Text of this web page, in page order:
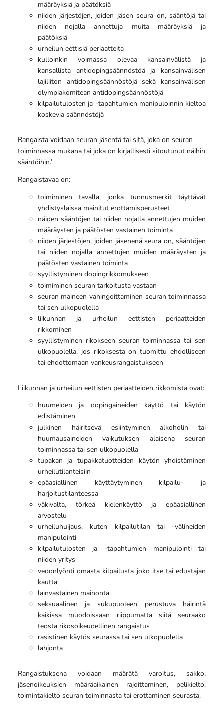
määräyksiä ja päätöksiä
niiden järjestöjen, joiden jäsen seura on, sääntöjä tai
niiden nojalla annettuja muita määräyksiä ja
päätöksiä
urheilun eettisiä periaatteita
kulloinkin voimassa olevaa kansainvälistä ja
kansallista antidopingsäännöstöä ja kansainvälisen
lajiliiton antidopingsäännöstöjä sekä kansainvälisen
olympiakomitean antidopingsäännöstöjä
kilpailutulosten ja -tapahtumien manipuloinnin kieltoa
koskevia säännöstöjä
Rangaista voidaan seuran jäsentä tai sitä, joka on seuran
toiminnassa mukana tai joka on kirjallisesti sitoutunut näihin
sääntöihin.’
Rangaistavaa on:
toimiminen tavalla, jonka tunnusmerkit täyttävät
yhdistyslaissa mainitut erottamisperusteet
näiden sääntöjen tai niiden nojalla annettujen muiden
määräysten ja päätösten vastainen toiminta
niiden järjestöjen, joiden jäsenenä seura on, sääntöjen
tai niiden nojalla annettujen muiden määräysten ja
päätösten vastainen toiminta
syyllistyminen dopingrikkomukseen
toimiminen seuran tarkoitusta vastaan
seuran maineen vahingoittaminen seuran toiminnassa
tai sen ulkopuolella
liikunnan ja urheilun eettisten periaatteiden
rikkominen
syyllistyminen rikokseen seuran toiminnassa tai sen
ulkopuolella, jos rikoksesta on tuomittu ehdolliseen
tai ehdottomaan vankeusrangaistukseen
Liikunnan ja urheilun eettisten periaatteiden rikkomista ovat:
huumeiden ja dopingaineiden käyttö tai käytön
edistäminen
julkinen häiritsevä esiintyminen alkoholin tai
huumausaineiden vaikutuksen alaisena seuran
toiminnassa tai sen ulkopuolella
tupakan ja tupakkatuotteiden käytön yhdistäminen
urheilutilanteisiin
epäasiallinen käyttäytyminen kilpailu- ja
harjoitustilanteessa
väkivalta, törkeä kielenkäyttö ja epäasiallinen
arvostelu
urheiluhuijaus, kuten kilpailutilan tai -välineiden
manipulointi
kilpailutulosten ja -tapahtumien manipulointi tai
niiden yritys
vedonlyönti omasta kilpailusta joko itse tai edustajan
kautta
lainvastainen mainonta
seksuaalinen ja sukupuoleen perustuva häirintä
kaikissa muodoissaan riippumatta siitä seuraako
teosta rikosoikeudellinen rangaistus
rasistinen käytös seurassa tai sen ulkopuolella
lahjonta
Rangaistuksena voidaan määrätä varoitus, sakko,
jäsenoikeuksien määräaikainen rajoittaminen, pelikielto,
toimintakielto seuran toiminnasta tai erottaminen seurasta.